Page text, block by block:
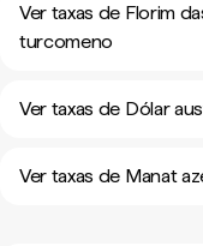
Ver taxas de Florim
turcomeno
Ver taxas de Dólar
Ver taxas de Manat